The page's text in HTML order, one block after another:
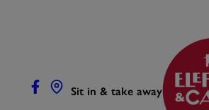
Sit in & take away